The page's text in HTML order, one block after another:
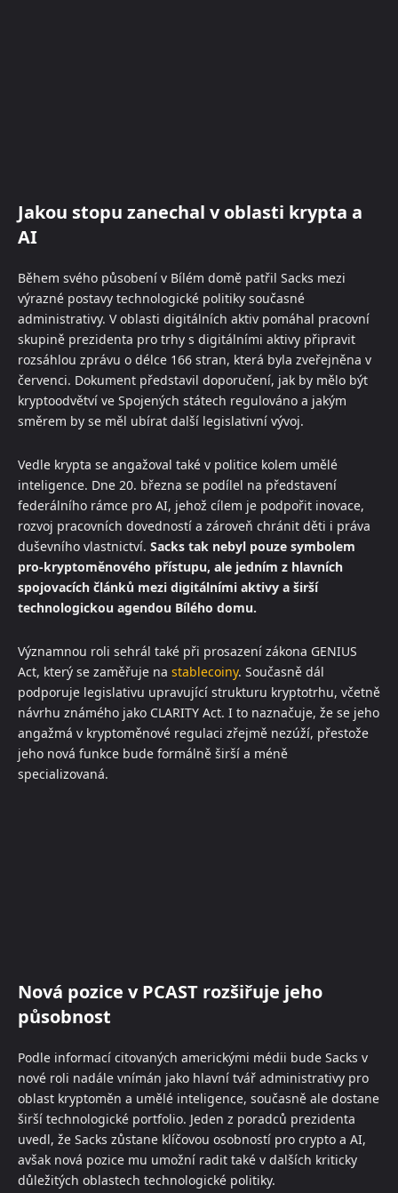
Jakou stopu zanechal v oblasti krypta a
AI
Během svého působení v Bílém domě patřil Sacks mezi
výrazné postavy technologické politiky současné
administrativy. V oblasti digitálních aktiv pomáhal pracovní
skupině prezidenta pro trhy s digitálními aktivy připravit
rozsáhlou zprávu o délce 166 stran, která byla zveřejněna v
červenci. Dokument představil doporučení, jak by mělo být
kryptoodvětví ve Spojených státech regulováno a jakým
směrem by se měl ubírat další legislativní vývoj.
Vedle krypta se angažoval také v politice kolem umělé
inteligence. Dne 20. března se podílel na představení
federálního rámce pro AI, jehož cílem je podpořit inovace,
rozvoj pracovních dovedností a zároveň chránit děti i práva
duševního vlastnictví. Sacks tak nebyl pouze symbolem
pro-kryptoměnového přístupu, ale jedním z hlavních
spojovacích článků mezi digitálními aktivy a širší
technologickou agendou Bílého domu.
Významnou roli sehrál také při prosazení zákona GENIUS
Act, který se zaměřuje na stablecoiny. Současně dál
podporuje legislativu upravující strukturu kryptotrhu, včetně
návrhu známého jako CLARITY Act. I to naznačuje, že se jeho
angažmá v kryptoměnové regulaci zřejmě nezúží, přestože
jeho nová funkce bude formálně širší a méně
specializovaná.
Nová pozice v PCAST rozšiřuje jeho
působnost
Podle informací citovaných americkými médii bude Sacks v
nové roli nadále vnímán jako hlavní tvář administrativy pro
oblast kryptoměn a umělé inteligence, současně ale dostane
širší technologické portfolio. Jeden z poradců prezidenta
uvedl, že Sacks zůstane klíčovou osobností pro crypto a AI,
avšak nová pozice mu umožní radit také v dalších kriticky
důležitých oblastech technologické politiky.